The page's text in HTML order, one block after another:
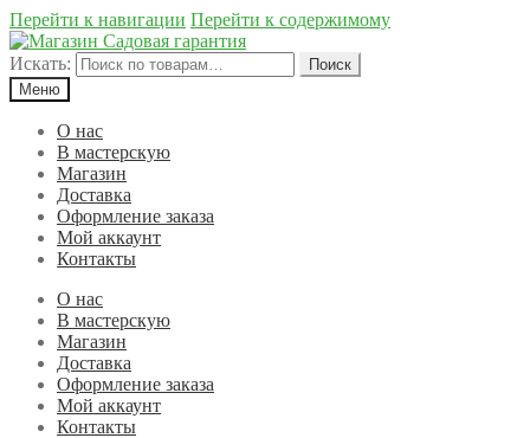
Перейти к навигации Перейти к содержимому
Искать:
Поиск
Меню
О нас
В мастерскую
Магазин
Доставка
Оформление заказа
Мой аккаунт
Контакты
О нас
В мастерскую
Магазин
Доставка
Оформление заказа
Мой аккаунт
Контакты